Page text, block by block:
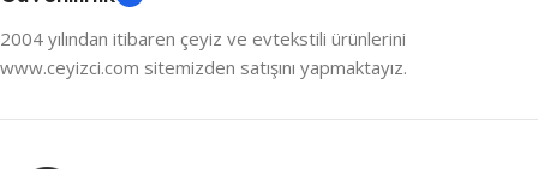
2004 yılından itibaren çeyiz ve evtekstili ürünlerini
www.ceyizci.com sitemizden satışını yapmaktayız.